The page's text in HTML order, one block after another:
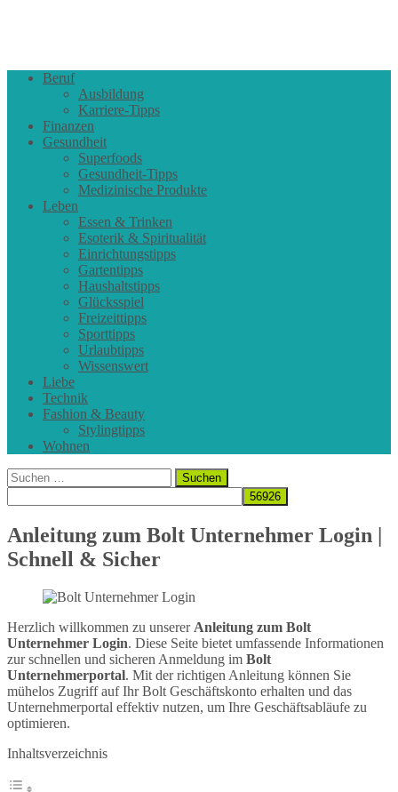
Beruf
Ausbildung
Karriere-Tipps
Finanzen
Gesundheit
Superfoods
Gesundheit-Tipps
Medizinische Produkte
Leben
Essen & Trinken
Esoterik & Spiritualität
Einrichtungstipps
Gartentipps
Haushaltstipps
Glücksspiel
Freizeittipps
Sporttipps
Urlaubtipps
Wissenswert
Liebe
Technik
Fashion & Beauty
Stylingtipps
Wohnen
Suchen
nach:
Anleitung zum Bolt Unternehmer Login |
Schnell & Sicher
Herzlich willkommen zu unserer Anleitung zum Bolt
Unternehmer Login. Diese Seite bietet umfassende Informationen
zur schnellen und sicheren Anmeldung im Bolt
Unternehmerportal. Mit der richtigen Anleitung können Sie
mühelos Zugriff auf Ihr Bolt Geschäftskonto erhalten und das
Unternehmerportal effektiv nutzen, um Ihre Geschäftsabläufe zu
optimieren.
Inhaltsverzeichnis